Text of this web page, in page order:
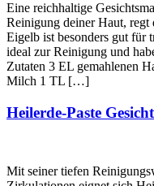
Eine reichhaltige
Reinigung deiner Haut,
Eigelb ist besonders gut für
ideal zur Reinigung und
Zutaten 3 EL gemahlenen
Milch 1 TL […]
Heilerde-Paste
Mit seiner tiefen